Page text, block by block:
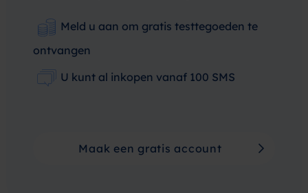
Meld u aan om gratis testtegoeden te
ontvangen
U kunt al inkopen vanaf 100 SMS
Maak een gratis account